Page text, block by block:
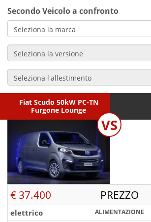
Secondo Veicolo a confronto
Fiat Scudo 50kW PC-TN
Furgone Lounge
VS
€ 37.400 PREZZO
elettrico
ALIMENTAZIONE